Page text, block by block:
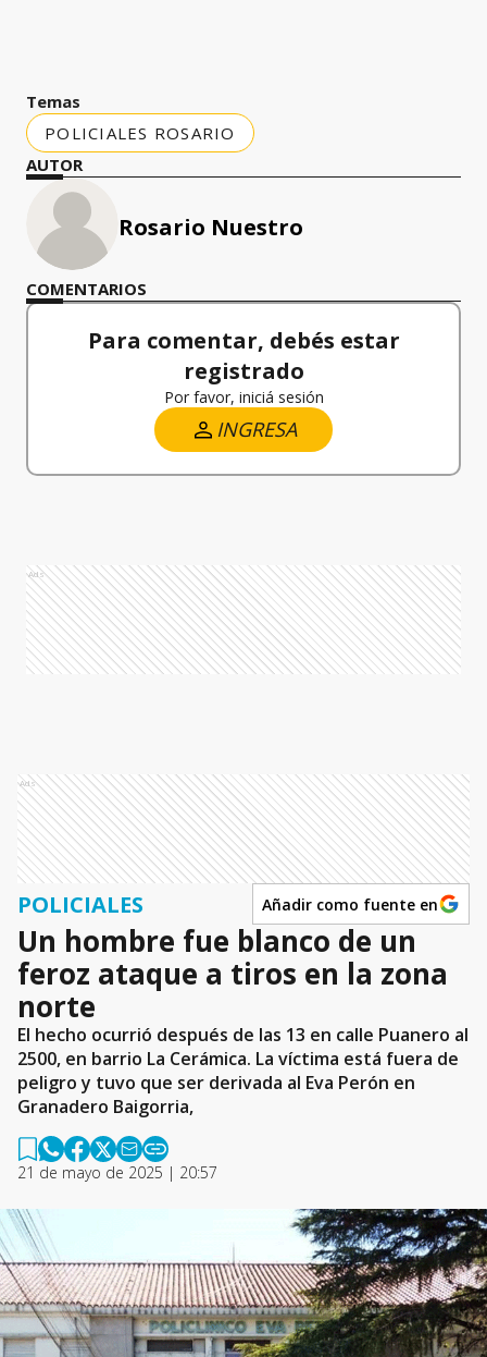
Temas
POLICIALES ROSARIO
AUTOR
Rosario Nuestro
COMENTARIOS
Para comentar, debés estar
registrado
Por favor, iniciá sesión
INGRESA
Ads
Ads
POLICIALES Añadir como fuente en
Un hombre fue blanco de un
feroz ataque a tiros en la zona
norte
El hecho ocurrió después de las 13 en calle Puanero al
2500, en barrio La Cerámica. La víctima está fuera de
peligro y tuvo que ser derivada al Eva Perón en
Granadero Baigorria,
21 de mayo de 2025 | 20:57